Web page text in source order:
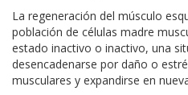
La regeneración del músculo
población de células madre
estado inactivo o inactivo, una
desencadenarse por daño o
musculares y expandirse en